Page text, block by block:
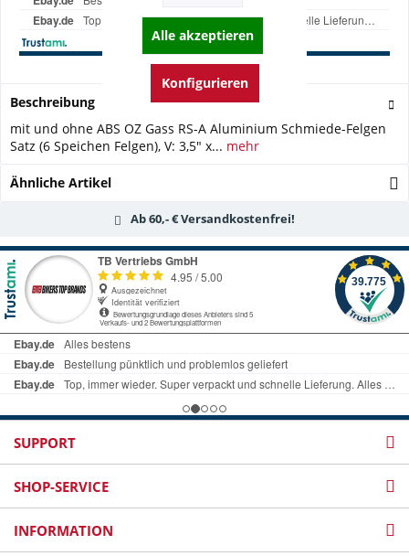
Beschreibung
mit und ohne ABS OZ Gass RS-A Aluminium Schmiede-Felgen
Satz (6 Speichen Felgen), V: 3,5" x... mehr
Ähnliche Artikel
Ab 60,- € Versandkostenfrei!
SUPPORT
SHOP-SERVICE
INFORMATION
Alle akzeptieren
Konfigurieren